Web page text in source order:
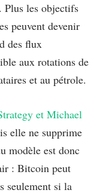
les objectifs
peuvent devenir
des flux
aux rotations de
et au pétrole.
et Michael
elle ne supprime
modèle est donc
: Bitcoin peut
seulement si la